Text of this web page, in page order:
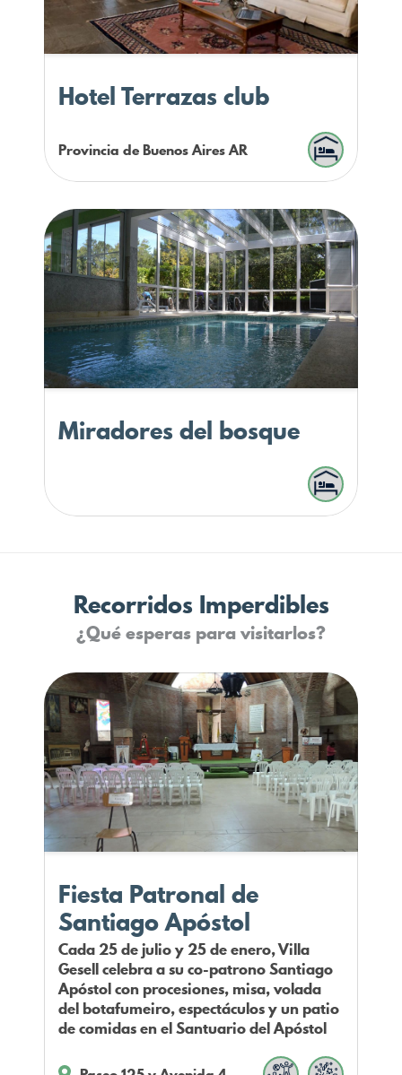
Hotel Terrazas club
Provincia de Buenos AiresAR
Miradores del bosque
Recorridos Imperdibles
¿Qué esperas para visitarlos?
Fiesta Patronal de
Santiago Apóstol
Cada 25 de julio y 25 de enero, Villa
Gesell celebra a su co-patrono Santiago
Apóstol con procesiones, misa, volada
del botafumeiro, espectáculos y un patio
de comidas en el Santuario del Apóstol